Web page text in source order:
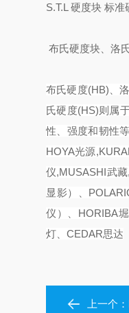
S.T.L 硬度块 标
布氏硬度块、洛
布氏硬度(HB)、
氏硬度(HS)则属
性、强度和韧性
HOYA光源
仪,MUSASHI武
显影）、
仪）、HORIBA
灯、CEDAR思达
上一个：